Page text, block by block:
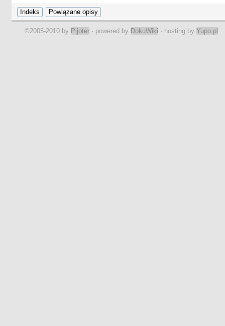
©2005-2010 by Pijoter · powered by DokuWiki · hosting by Yupo.pl